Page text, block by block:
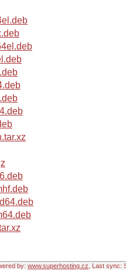
by: www.superhosting.cz , Last sync: